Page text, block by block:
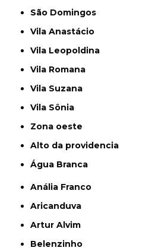
São Domingos
Vila Anastácio
Vila Leopoldina
Vila Romana
Vila Suzana
Vila Sônia
Zona oeste
alto da providencia
Água Branca
Anália Franco
Aricanduva
Artur Alvim
Belenzinho